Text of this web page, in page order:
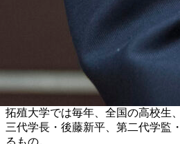
拓殖大学では毎年、全国の高校生
三代学長・後藤新平、第二代学監
るもの。